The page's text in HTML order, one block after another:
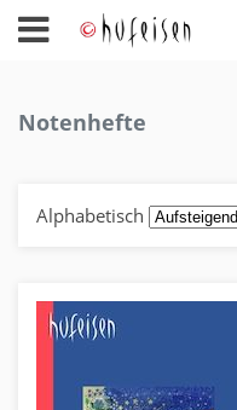
Notenhefte
Alphabetisch